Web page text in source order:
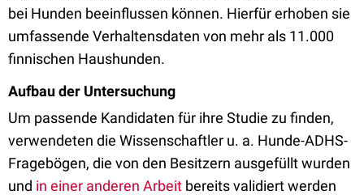
bei Hunden beeinflussen können. Hierfür erhoben sie
umfassende Verhaltensdaten von mehr als 11.000
finnischen Haushunden.
Aufbau der Untersuchung
Um passende Kandidaten für ihre Studie zu finden,
verwendeten die Wissenschaftler u. a. Hunde-ADHS-
Fragebögen, die von den Besitzern ausgefüllt wurden
und in einer anderen Arbeit bereits validiert werden